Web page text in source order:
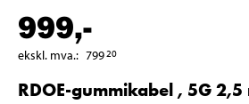
999,-
ekskl. mva.: 79920
RDOE-gummikabel , 5G 2,5